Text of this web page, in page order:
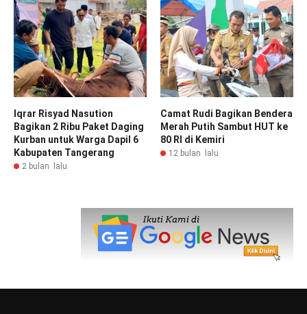
Iqrar Risyad Nasution
Bagikan 2 Ribu Paket Daging
Kurban untuk Warga Dapil 6
Kabupaten Tangerang
2 bulan lalu
Camat Rudi Bagikan Bendera
Merah Putih Sambut HUT ke
80 RI di Kemiri
12 bulan lalu